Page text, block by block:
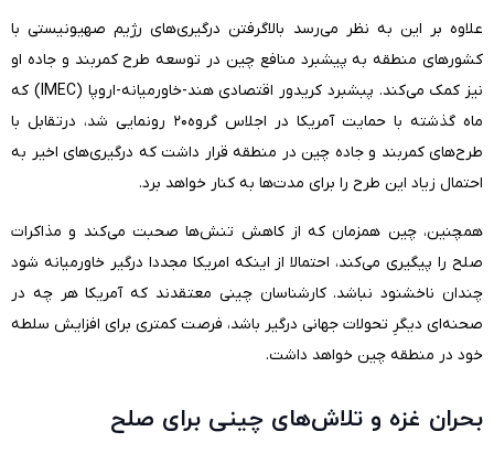
علاوه بر این به نظر می‌رسد بالاگرفتن درگیری‌های رژیم صهیونیستی با
کشورهای منطقه به پیشبرد منافع چین در توسعه طرح کمربند و جاده او
نیز کمک می‌کند. پبشبرد کریدور اقتصادی هند-خاورمیانه-اروپا (IMEC) که
ماه گذشته با حمایت آمریکا در اجلاس گروه۲۰ رونمایی شد، درتقابل با
طرح‌های کمربند و جاده چین در منطقه قرار داشت که درگیری‌های اخیر به
احتمال زیاد این طرح را برای مدت‌ها به کنار خواهد برد.
همچنین، چین همزمان که از کاهش تنش‌ها صحبت می‌کند و مذاکرات
صلح را پیگیری می‌کند، احتمالا از اینکه امریکا مجددا درگیر خاورمیانه شود
چندان ناخشنود نباشد. کارشناسان چینی معتقدند که آمریکا هر چه در
صحنه‌ای دیگرِ تحولات جهانی درگیر باشد، فرصت کمتری برای افزایش سلطه
خود در منطقه چین خواهد داشت.
بحران غزه و تلاش‌های چینی برای صلح